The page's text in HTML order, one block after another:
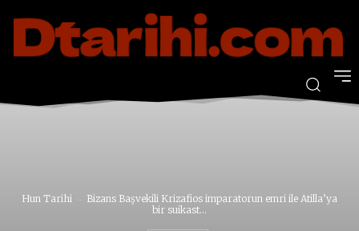
Hun Tarihi
Bizans Başvekili Krizafios imparatorun emri ile Atilla’ya
bir suikast...